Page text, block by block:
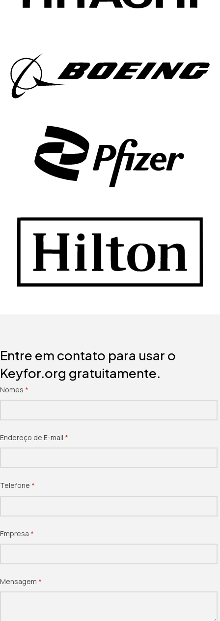
Entre em contato para usar o
Keyfor.org gratuitamente.
Nomes *
(obrigatório)
Endereço de E-mail *
(obrigatório)
Telefone *
(obrigatório)
Empresa *
(obrigatório)
Mensagem *
(obrigatório)